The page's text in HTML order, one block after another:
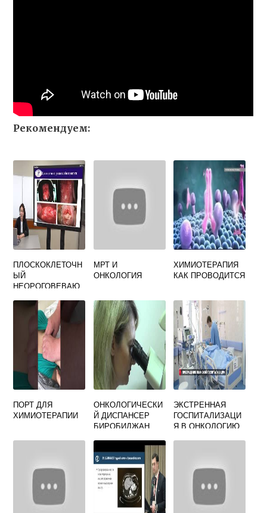
Рекомендуем:
ПЛОСКОКЛЕТОЧН
ЫЙ
НЕОРОГОВЕВАЮ
МАТКИ
МИКРОПРЕПАРАТ
МРТ И
ОНКОЛОГИЯ
ХИМИОТЕРАПИЯ
КАК ПРОВОДИТСЯ
ПОРТ ДЛЯ
ХИМИОТЕРАПИИ
ОНКОЛОГИЧЕСКИ
Й ДИСПАНСЕР
БИРОБИДЖАН
РЕГИСТРАТУРЫ
ЭКСТРЕННАЯ
ГОСПИТАЛИЗАЦИ
Я В ОНКОЛОГИЮ